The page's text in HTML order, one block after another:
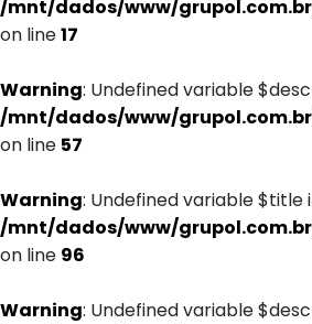
/mnt/dados/www/
on line17
Warning: Undefined variable
/mnt/dados/www/
on line 57
Warning: Undefined variable $title
/mnt/dados/www/
on line 96
Warning: Undefined variable